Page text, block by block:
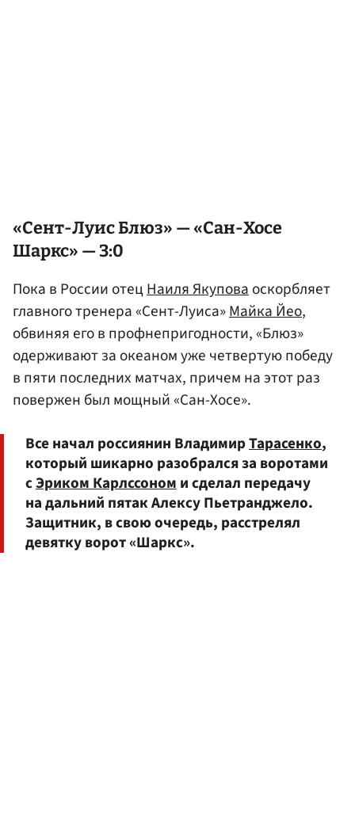
«Сент-Луис Блюз» — «Сан-Хосе
Шаркс» — 3:0
Пока в России отецНаиля Якуповаоскорбляет
главного тренера «Сент-Луиса»Майка Йео,
обвиняя его в профнепригодности, «Блюз»
одерживают за океаном уже четвертую победу
в пяти последних матчах, причем на этот раз
повержен был мощный «Сан-Хосе».
Все начал россиянин ВладимирТарасенко,
который шикарно разобрался за воротами
сЭриком Карлссономи сделал передачу
на дальний пятак Алексу Пьетранджело.
Защитник, в свою очередь, расстрелял
девятку ворот «Шаркс».